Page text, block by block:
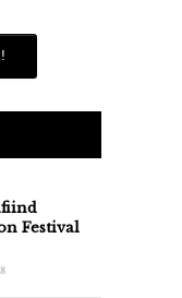
Festival